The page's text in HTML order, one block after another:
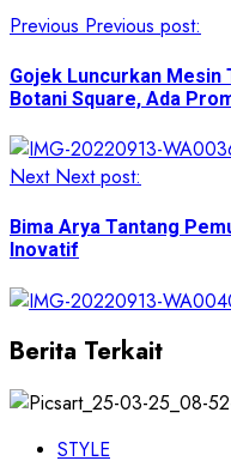
Previous Previous post:
Gojek Luncurkan Mesin
Botani Square, Ada
Next Next post:
Bima Arya Tantang
Inovatif
Berita Terkait
STYLE